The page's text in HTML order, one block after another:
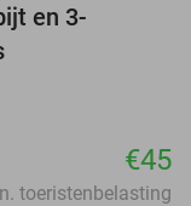
en 3-
€45
toeristenbelasting